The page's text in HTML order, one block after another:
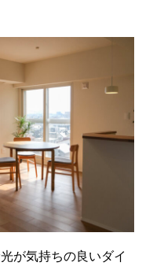
が気持ちの良いダイ